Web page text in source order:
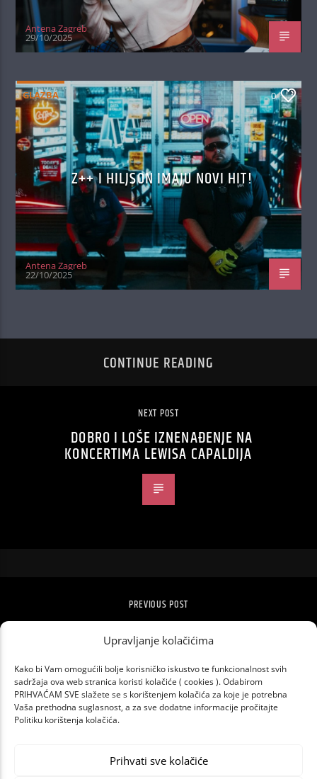
Upravljanje kolačićima
Kako bi Vam omogućili bolje korisničko iskustvo te funkcionalnost svih
sadržaja ova web stranica koristi kolačiće ( cookies ). Odabirom
PRIHVAĆAM SVE slažete se s korištenjem kolačića za koje je potrebna
Vaša prethodna suglasnost, a za sve dodatne informacije pročitajte
Politiku korištenja kolačića.
Prihvati sve kolačiće
Antena Zagreb
29/10/2025
GLAZBA 0
Z++ I HILJSON IMAJU NOVI HIT!
Antena Zagreb
22/10/2025
CONTINUE READING
NEXT POST
DOBRO I LOŠE IZNENAĐENJE NA
KONCERTIMA LEWISA CAPALDIJA
PREVIOUS POST
TAYLOR SWIFT NAJPLAĆENIJA GLAZBENICA
GODINE